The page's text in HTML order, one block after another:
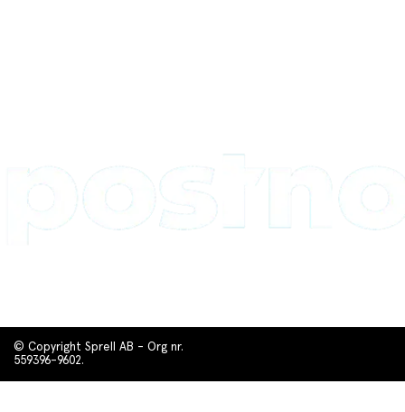
© Copyright Sprell AB - Org nr.
559396-9602.